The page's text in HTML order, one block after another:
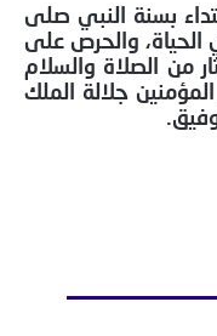
بسنة النبي صلى
والحرص على
من الصلاة والسلام
جلالة الملك